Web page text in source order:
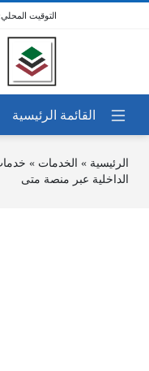
الرئيسية » الخدمات »
الداخلية عبر منصة متى